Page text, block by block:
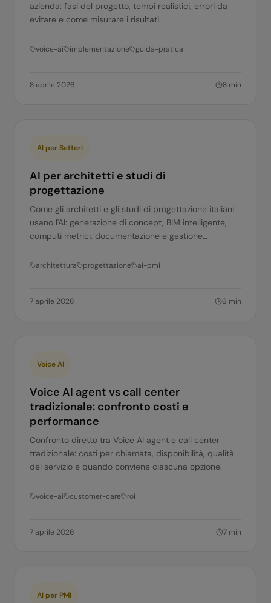
azienda: fasi del progetto, tempi realistici, errori da
evitare e come misurare i risultati.
voice-ai implementazione guida-pratica
8 aprile 2026 8 min
AI per Settori
AI per architetti e studi di
progettazione
Come gli architetti e gli studi di progettazione italiani
usano l'AI: generazione di concept, BIM intelligente,
computi metrici, documentazione e gestione
architettura progettazione ai-pmi
7 aprile 2026 6 min
Voice AI
Voice AI agent vs call center
tradizionale: confronto costi e
performance
Confronto diretto tra Voice AI agent e call center
tradizionale: costi per chiamata, disponibilità, qualità
del servizio e quando conviene ciascuna opzione.
voice-ai customer-care roi
7 aprile 2026 7 min
AI per PMI